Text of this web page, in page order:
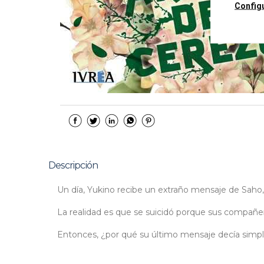
Descripción
Un día, Yukino recibe un extraño mensaje de
La realidad es que se suicidó porque sus
Entonces, ¿por qué su último mensaje decía